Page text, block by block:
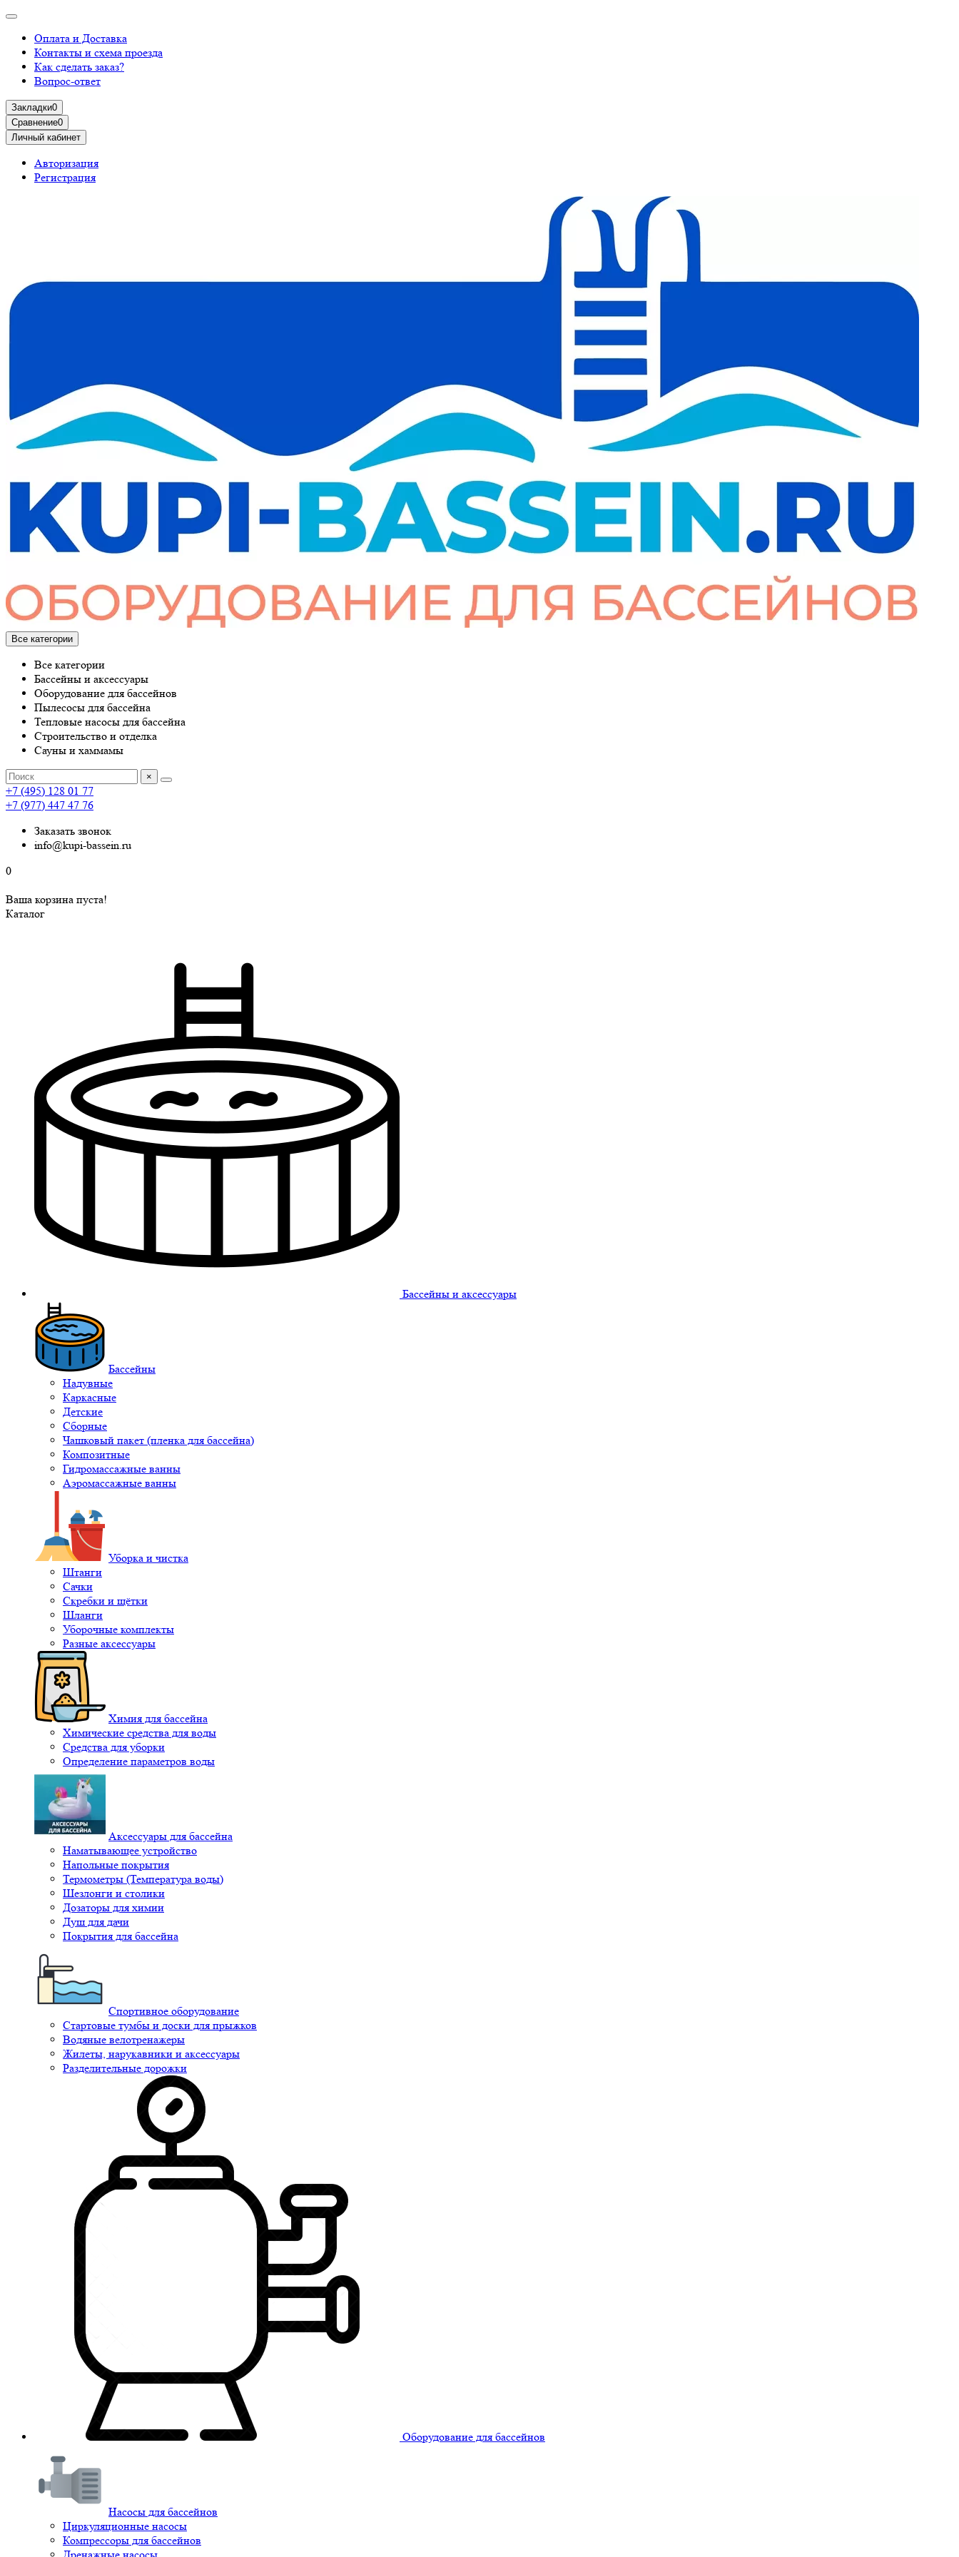
Оплата и Доставка
Контакты и схема проезда
Как сделать заказ?
Вопрос-ответ
Закладки0
Сравнение0
Личный кабинет
Авторизация
Регистрация
Все категории
Все категории
Бассейны и аксессуары
Оборудование для бассейнов
Пылесосы для бассейна
Тепловые насосы для бассейна
Строительство и отделка
Сауны и хаммамы
×
+7 (495) 128 01 77
+7 (977) 447 47 76
Заказать звонок
info@kupi-bassein.ru
0
Ваша корзина пуста!
Каталог
Бассейны и аксессуары
Бассейны
Надувные
Каркасные
Детские
Сборные
Чашковый пакет (пленка для бассейна)
Композитные
Гидромассажные ванны
Аэромассажные ванны
Уборка и чистка
Штанги
Сачки
Скребки и щётки
Шланги
Уборочные комплекты
Разные аксессуары
Химия для бассейна
Химические средства для воды
Средства для уборки
Определение параметров воды
Аксессуары для бассейна
Наматывающее устройство
Напольные покрытия
Термометры (Температура воды)
Шезлонги и столики
Дозаторы для химии
Душ для дачи
Покрытия для бассейна
Спортивное оборудование
Стартовые тумбы и доски для прыжков
Водяные велотренажеры
Жилеты, нарукавники и аксессуары
Разделительные дорожки
Оборудование для бассейнов
Насосы для бассейнов
Циркуляционные насосы
Компрессоры для бассейнов